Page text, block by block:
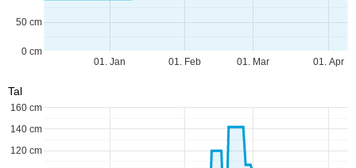
01. Jan 01. Feb 01. Mar 01. Apr
0 cm
50 cm
Tal
120 cm
140 cm
160 cm